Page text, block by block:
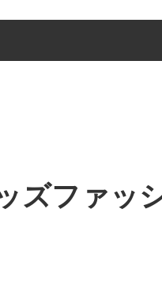
ズファッ